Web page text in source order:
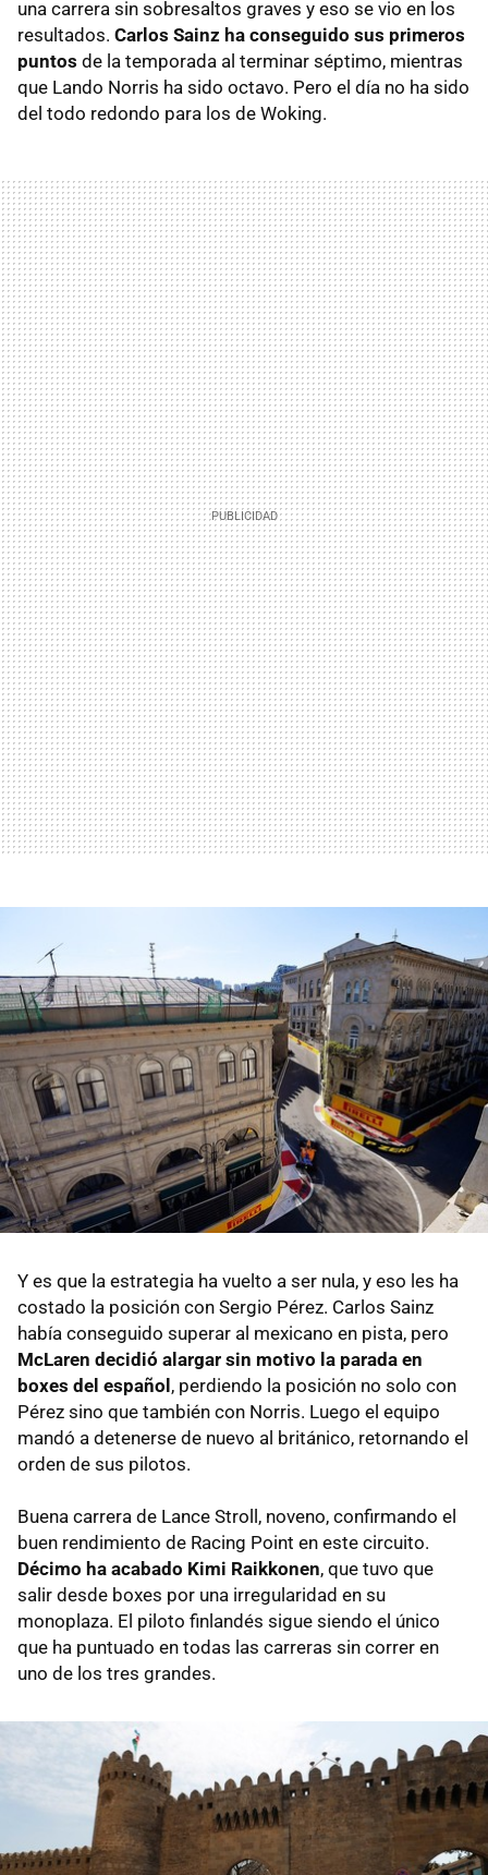
una carrera sin sobresaltos graves y eso se vio en los
resultados. Carlos Sainz ha conseguido sus primeros
puntos de la temporada al terminar séptimo, mientras
que Lando Norris ha sido octavo. Pero el día no ha sido
del todo redondo para los de Woking.
Y es que la estrategia ha vuelto a ser nula, y eso les ha
costado la posición con Sergio Pérez. Carlos Sainz
había conseguido superar al mexicano en pista, pero
McLaren decidió alargar sin motivo la parada en
boxes del español, perdiendo la posición no solo con
Pérez sino que también con Norris. Luego el equipo
mandó a detenerse de nuevo al británico, retornando el
orden de sus pilotos.
Buena carrera de Lance Stroll, noveno, confirmando el
buen rendimiento de Racing Point en este circuito.
Décimo ha acabado Kimi Raikkonen, que tuvo que
salir desde boxes por una irregularidad en su
monoplaza. El piloto finlandés sigue siendo el único
que ha puntuado en todas las carreras sin correr en
uno de los tres grandes.